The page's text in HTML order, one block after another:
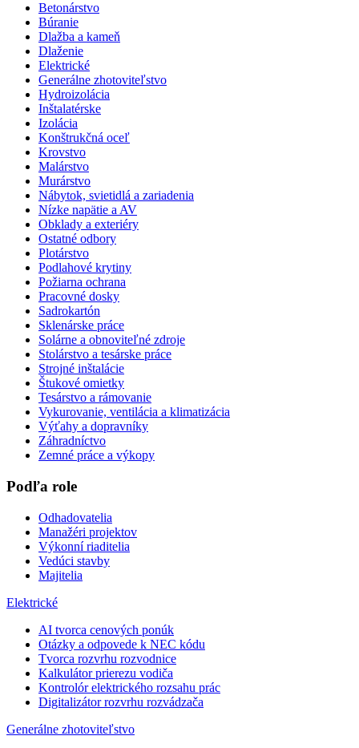
Betonárstvo
Búranie
Dlažba a kameň
Dlaženie
Elektrické
Generálne zhotoviteľstvo
Hydroizolácia
Inštalatérske
Izolácia
Konštrukčná oceľ
Krovstvo
Malárstvo
Murárstvo
Nábytok, svietidlá a zariadenia
Nízke napätie a AV
Obklady a exteriéry
Ostatné odbory
Plotárstvo
Podlahové krytiny
Požiarna ochrana
Pracovné dosky
Sadrokartón
Sklenárske práce
Solárne a obnoviteľné zdroje
Stolárstvo a tesárske práce
Strojné inštalácie
Štukové omietky
Tesárstvo a rámovanie
Vykurovanie, ventilácia a klimatizácia
Výťahy a dopravníky
Záhradníctvo
Zemné práce a výkopy
Podľa role
Odhadovatelia
Manažéri projektov
Výkonní riaditelia
Vedúci stavby
Majitelia
Elektrické
AI tvorca cenových ponúk
Otázky a odpovede k NEC kódu
Tvorca rozvrhu rozvodnice
Kalkulátor prierezu vodiča
Kontrolór elektrického rozsahu prác
Digitalizátor rozvrhu rozvádzača
Generálne zhotoviteľstvo